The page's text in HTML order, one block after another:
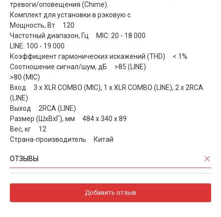
тревоги/оповещения (Chime).
Комплект для установки в рэковую с
Мощность, Вт 120
Частотный диапазон, Гц MIC: 20 - 18 000
LINE: 100 - 19 000
Коэффициент гармонических искажений (THD) < 1%
Соотношение сигнал/шум, дБ >85 (LINE)
>80 (MIC)
Вход 3 x XLR COMBO (MIC), 1 x XLR COMBO (LINE), 2 x 2RCA
(LINE)
Выход 2RCA (LINE)
Размер (ШхВхГ), мм 484 x 340 x 89
Вес, кг 12
Страна-производитель Китай
ОТЗЫВЫ
Добавить отзыв